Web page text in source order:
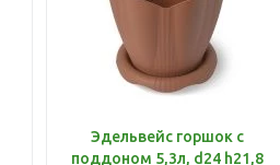
Эдельвейс горшок с
поддоном 5,3л, d24 h21,8